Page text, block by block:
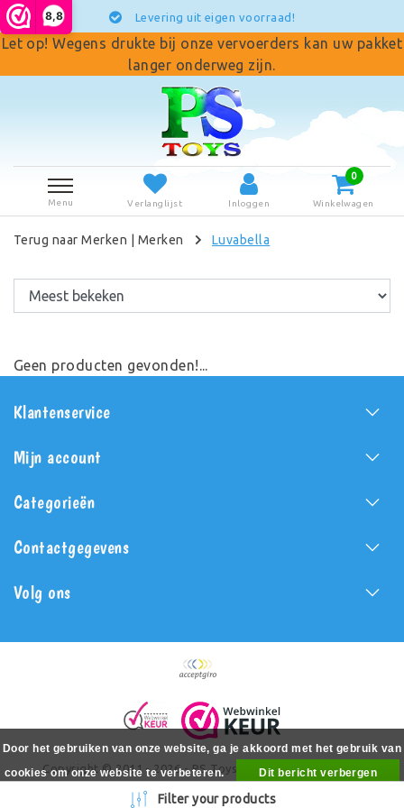
8,8 Levering uit eigen voorraad!
Let op! Wegens drukte bij onze vervoerders kan uw pakket
langer onderweg zijn.
Menu Verlanglijst Inloggen
0
Winkelwagen
Terug naar Merken | Merken Luvabella
Geen producten gevonden!...
Klantenservice
Mijn account
Categorieën
Contactgegevens
Volg ons
Copyright © 2011 - 2026 - PS Toys - All rights reserved -
RealizationPSToys.nl
Filter your products
Door het gebruiken van onze website, ga je akkoord met het gebruik van
cookies om onze website te verbeteren.
Dit bericht verbergen
Meer over cookies »